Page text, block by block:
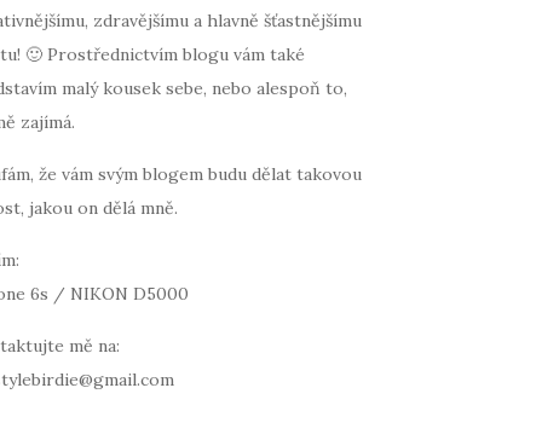
zdravějšímu a hlavně šťastnějšímu
🙂 Prostřednictvím blogu vám také
malý kousek sebe, nebo alespoň to,
zajímá.
že vám svým blogem budu dělat takovou
jakou on dělá mně.
6s / NIKON D5000
mě na: